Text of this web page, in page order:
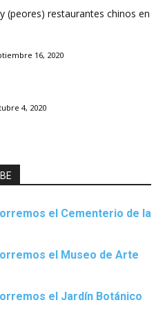
(peores) restaurantes chinos en
16, 2020
4, 2020
el Cementerio de la
el Museo de Arte
el Jardín Botánico